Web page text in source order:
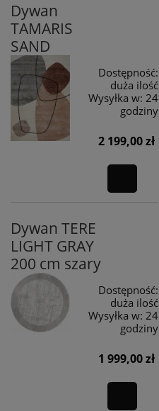
Dywan
TAMARIS
SAND
Dostępność:
duża ilość
Wysyłka w: 24
godziny
2 199,00 zł
Dywan TERE
LIGHT GRAY
200 cm szary
Dostępność:
duża ilość
Wysyłka w: 24
godziny
1 999,00 zł